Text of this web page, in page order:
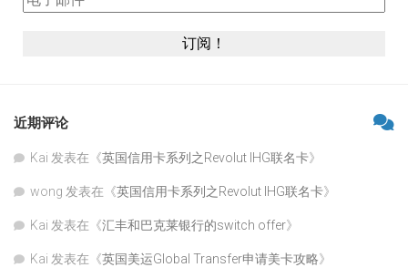
近期评论
Kai 发表在《英国信用卡系列之Revolut IHG联名卡》
wong 发表在《英国信用卡系列之Revolut IHG联名卡》
Kai 发表在《汇丰和巴克莱银行的switch offer》
Kai 发表在《英国美运Global Transfer申请美卡攻略》